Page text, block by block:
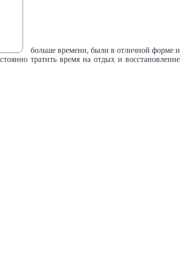
больше времени, были в отличной форме и
тратить время на отдых и восстановление